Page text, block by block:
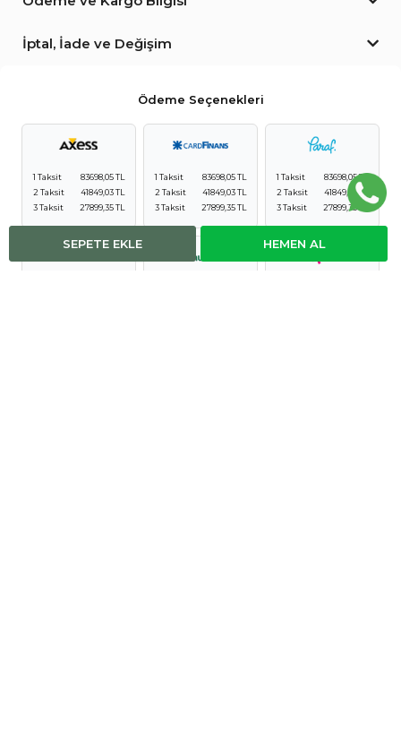
SEPETE EKLE HEMEN AL
İptal, İade ve Değişim
Ödeme Seçenekleri
1 Taksit
83698,05 TL
2 Taksit
41849,03 TL
3 Taksit
27899,35 TL
1 Taksit
83698,05 TL
2 Taksit
41849,03 TL
3 Taksit
27899,35 TL
1 Taksit
83698,05 TL
2 Taksit
41849,03 TL
3 Taksit
27899,35 TL